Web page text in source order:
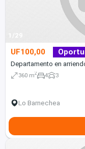
1/29
UF100,00
Departamento en
360 m2 4 3
Lo Barnechea